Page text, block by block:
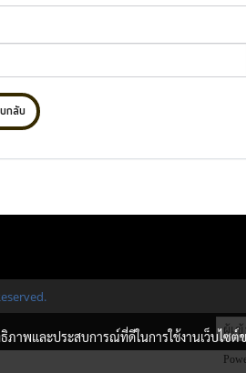
กลับ
ผู้เ
ภาพและประสบการณ์ที่ดีในการใช้งานเว็บไซ